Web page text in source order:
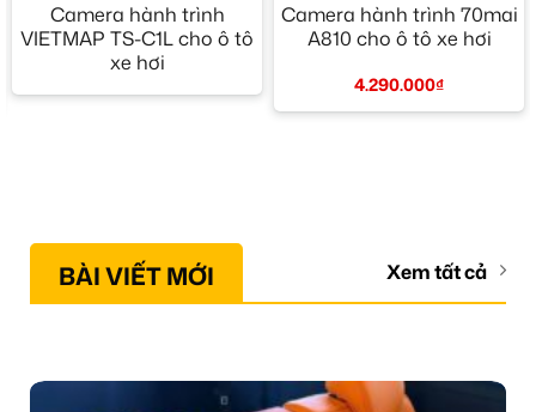
Camera hành trình
VIETMAP TS-C1L cho ô tô
xe hơi
Camera hành trình 70mai
A810 cho ô tô xe hơi
4.290.000₫
BÀI VIẾT MỚI Xem tất cả